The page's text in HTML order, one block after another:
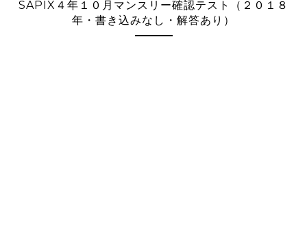
SAPIX４年１０月マンスリー確認テスト（２０１８
年・書き込みなし・解答あり）